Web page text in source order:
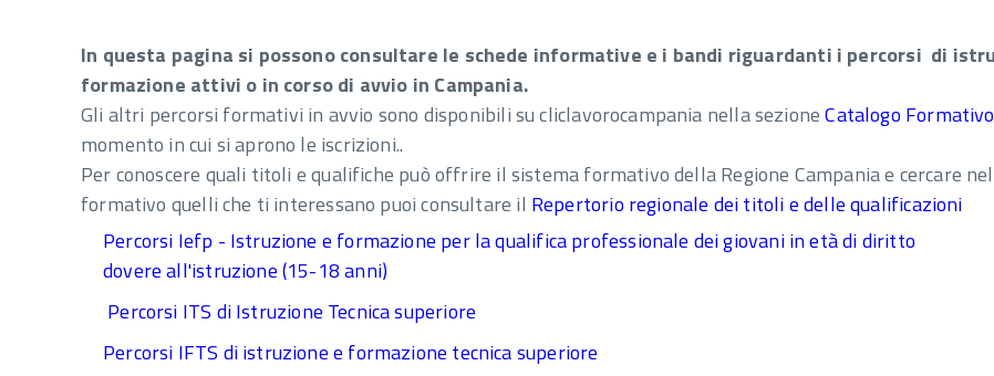
In questa pagina si possono consultare le schede informative e i bandi riguardanti i percorsi di
formazione attivi o in corso di avvio in Campania.
Gli altri percorsi formativi in avvio sono disponibili su cliclavorocampania nella sezioneCatalogo Formativo
momento in cui si aprono le iscrizioni..
Per conoscere quali titoli e qualifiche può offrire il sistema formativo della Regione Campania e cercare
formativo quelli che ti interessano puoi consultare il Repertorio regionale dei titoli e delle qualificazioni
Percorsi Iefp - Istruzione e formazione per la qualifica professionale dei giovani in età di diritto
dovere all'istruzione (15-18 anni)
Percorsi ITS di Istruzione Tecnica superiore
Percorsi IFTS di istruzione e formazione tecnica superiore